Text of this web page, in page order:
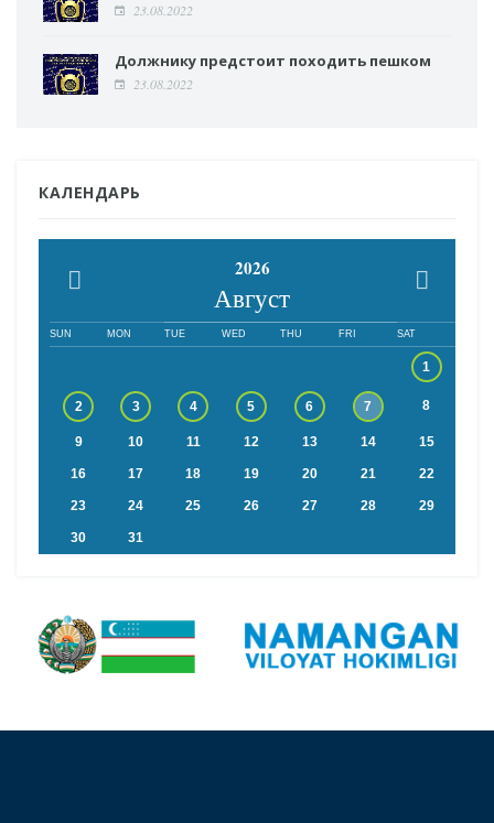
23.08.2022
Должнику предстоит походить пешком
23.08.2022
КАЛЕНДАРЬ
2026
Август
SUN MON TUE WED THU FRI SAT
1
2 3 4 5 6 7 8
9 10 11 12 13 14 15
16 17 18 19 20 21 22
23 24 25 26 27 28 29
30 31